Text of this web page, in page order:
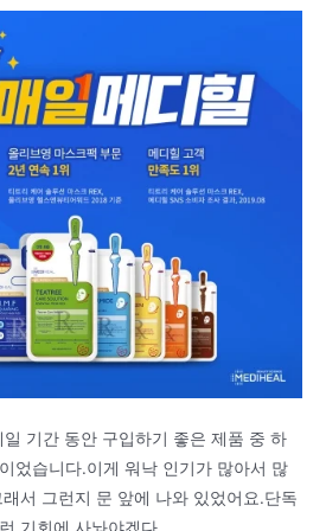
기간 동안 구입하기 좋은 제품 중 하
었습니다.이게 워낙 인기가 많아서 많
서 그런지 문 앞에 나와 있었어요.단독
기회에 사놔야겠다.